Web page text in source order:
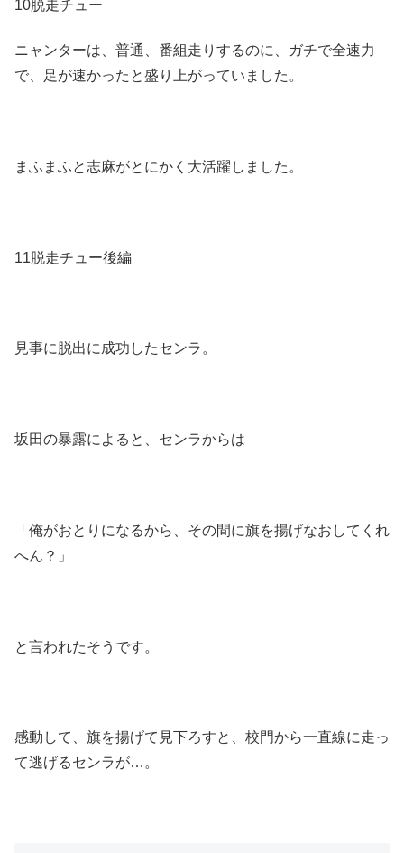
10脱走チュー
ニャンターは、普通、番組走りするのに、ガチで全速力
で、足が速かったと盛り上がっていました。
まふまふと志麻がとにかく大活躍しました。
11脱走チュー後編
見事に脱出に成功したセンラ。
坂田の暴露によると、センラからは
「俺がおとりになるから、その間に旗を揚げなおしてくれ
へん？」
と言われたそうです。
感動して、旗を揚げて見下ろすと、校門から一直線に走っ
て逃げるセンラが…。